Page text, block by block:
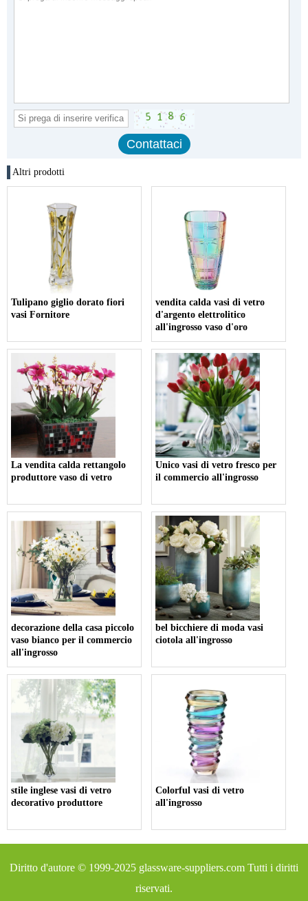
Altri prodotti
Tulipano giglio dorato fiori
vasi Fornitore
vendita calda vasi di vetro
d'argento elettrolitico
all'ingrosso vaso d'oro
La vendita calda rettangolo
produttore vaso di vetro
Unico vasi di vetro fresco per
il commercio all'ingrosso
decorazione della casa piccolo
vaso bianco per il commercio
all'ingrosso
bel bicchiere di moda vasi
ciotola all'ingrosso
stile inglese vasi di vetro
decorativo produttore
Colorful vasi di vetro
all'ingrosso
Diritto d'autore © 1999-2025 glassware-suppliers.com Tutti i diritti
riservati.